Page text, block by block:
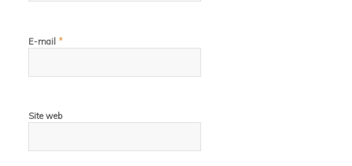
E-mail *
Site web